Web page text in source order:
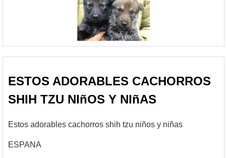
ESTOS ADORABLES CACHORROS
SHIH TZU NIñOS Y NIñAS
Estos adorables cachorros shih tzu niños y niñas
ESPANA